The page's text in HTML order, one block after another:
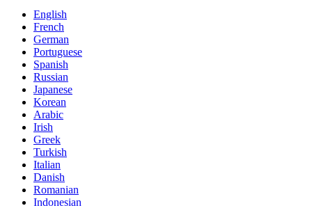
English
French
German
Portuguese
Spanish
Russian
Japanese
Korean
Arabic
Irish
Greek
Turkish
Italian
Danish
Romanian
Indonesian